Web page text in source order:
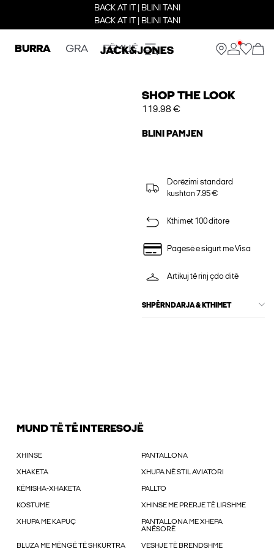
BACK AT IT | BLINI TANI
BACK AT IT | BLINI TANI
BURRA GRA FËMIJË
SHOP THE LOOK
119.98 €
BLINI PAMJEN
Dorëzimi standard
kushton 7.95 €
Kthimet 100 ditore
Pagesë e sigurt me Visa
Artikuj të rinj çdo ditë
SHPËRNDARJA & KTHIMET
MUND TË TË INTERESOJË
XHINSE PANTALLONA
XHAKETA XHUPA NË STIL AVIATORI
KËMISHA-XHAKETA PALLTO
KOSTUME XHINSE ME PRERJE TË LIRSHME
XHUPA ME KAPUÇ
PANTALLONA ME XHEPA
ANËSORË
BLUZA ME MËNGË TË SHKURTRA VESHJE TË BRENDSHME